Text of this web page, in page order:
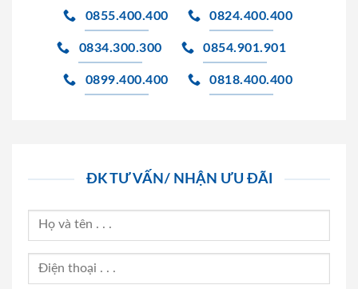
0855.400.400 0824.400.400
0834.300.300 0854.901.901
0899.400.400 0818.400.400
ĐK TƯ VẤN/ NHẬN ƯU ĐÃI